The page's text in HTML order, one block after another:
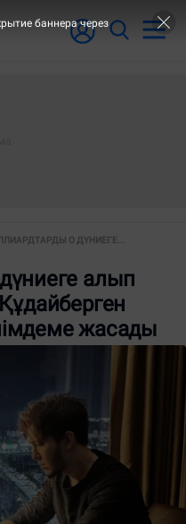
О ДҮНИЕГЕ...
алып
жасады
баннера через